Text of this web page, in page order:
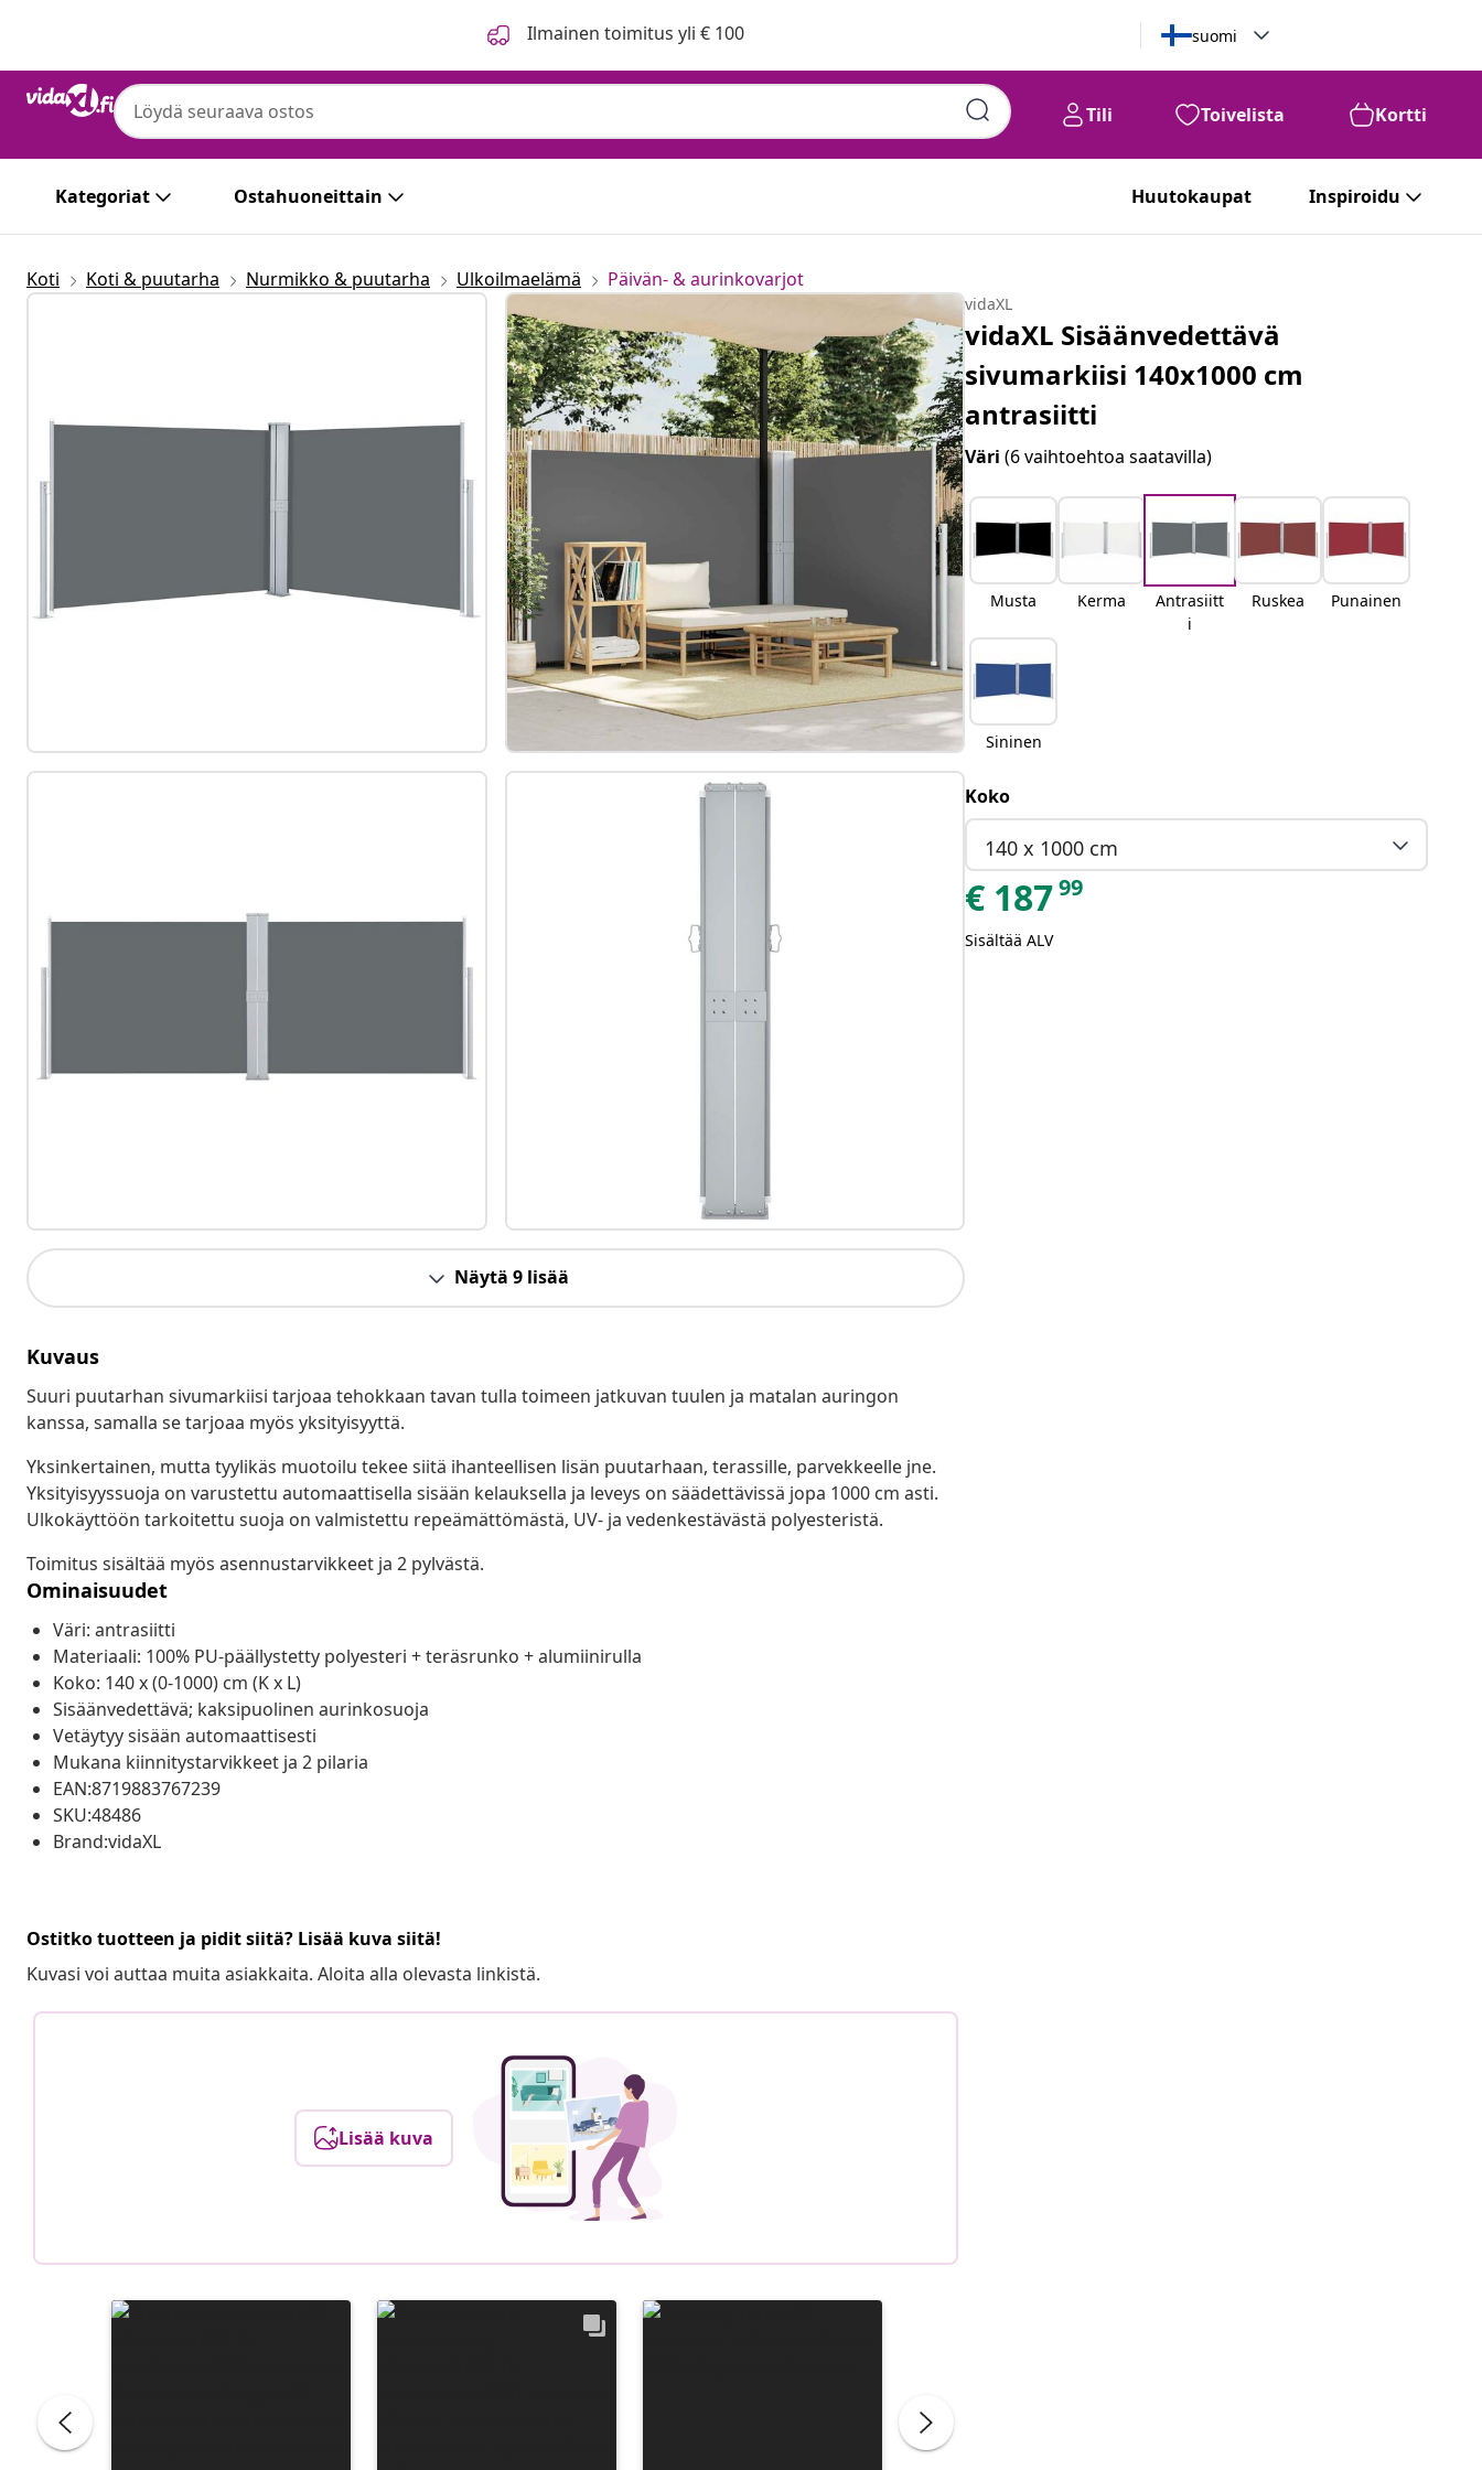
Ilmainen toimitus yli € 100 suomi
Tili Toivelista Kortti
Kategoriat Ostahuoneittain Huutokaupat Inspiroidu
Koti Koti & puutarha Nurmikko & puutarha Ulkoilmaelämä Päivän- & aurinkovarjot
Näytä 9 lisää
Kuvaus
Suuri puutarhan sivumarkiisi tarjoaa tehokkaan tavan tulla toimeen jatkuvan tuulen ja matalan auringon
kanssa, samalla se tarjoaa myös yksityisyyttä.
Yksinkertainen, mutta tyylikäs muotoilu tekee siitä ihanteellisen lisän puutarhaan, terassille, parvekkeelle jne.
Yksityisyyssuoja on varustettu automaattisella sisään kelauksella ja leveys on säädettävissä jopa 1000 cm asti.
Ulkokäyttöön tarkoitettu suoja on valmistettu repeämättömästä, UV- ja vedenkestävästä polyesteristä.
Toimitus sisältää myös asennustarvikkeet ja 2 pylvästä.
Ominaisuudet
Väri: antrasiitti
Materiaali: 100% PU-päällystetty polyesteri + teräsrunko + alumiinirulla
Koko: 140 x (0-1000) cm (K x L)
Sisäänvedettävä; kaksipuolinen aurinkosuoja
Vetäytyy sisään automaattisesti
Mukana kiinnitystarvikkeet ja 2 pilaria
EAN:8719883767239
SKU:48486
Brand:vidaXL
Ostitko tuotteen ja pidit siitä? Lisää kuva siitä!
Kuvasi voi auttaa muita asiakkaita. Aloita alla olevasta linkistä.
Lisää kuva
vidaXL
vidaXL Sisäänvedettävä
sivumarkiisi 140x1000 cm
antrasiitti
Väri(6 vaihtoehtoa saatavilla)
Musta Kerma
Antrasiitt
i
Ruskea Punainen
Sininen
Koko
140 x 1000 cm
€ 18799
Sisältää ALV